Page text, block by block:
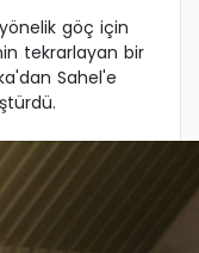
göç için
tekrarlayan bir
Sahel'e